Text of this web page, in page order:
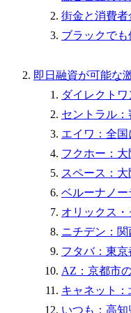
街金と消費者
ブラックで
即日融資が可能な
ダイレクト
セントラル
エイワ：全
フクホー：大
スペース：
ベルーナノ
オリックス
ニチデン：
フタバ：東
AZ：京都市
キャネット
いつも：高知